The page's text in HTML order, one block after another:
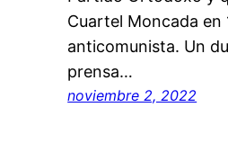
Cuartel Moncada
anticomunista. Un
prensa…
noviembre 2, 2022